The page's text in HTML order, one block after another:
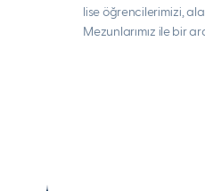
lise öğrencilerimizi,
Mezunlarımız ile bir